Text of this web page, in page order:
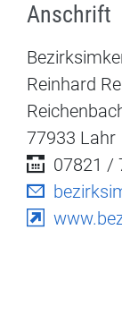
Anschrift
Reinhard
77933 Lahr
07821 /